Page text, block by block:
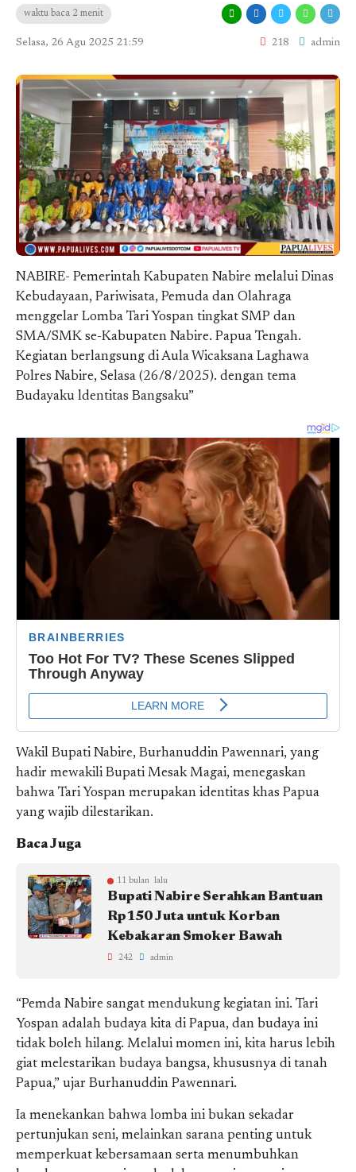
waktu baca 2 menit
Selasa, 26 Agu 2025 21:59 218 admin
NABIRE- Pemerintah Kabupaten Nabire melalui Dinas
Kebudayaan, Pariwisata, Pemuda dan Olahraga
menggelar Lomba Tari Yospan tingkat SMP dan
SMA/SMK se-Kabupaten Nabire. Papua Tengah.
Kegiatan berlangsung di Aula Wicaksana Laghawa
Polres Nabire, Selasa (26/8/2025). dengan tema
Budayaku ldentitas Bangsaku”
Wakil Bupati Nabire, Burhanuddin Pawennari, yang
hadir mewakili Bupati Mesak Magai, menegaskan
bahwa Tari Yospan merupakan identitas khas Papua
yang wajib dilestarikan.
Baca Juga
11 bulan lalu
Bupati Nabire Serahkan Bantuan
Rp150 Juta untuk Korban
Kebakaran Smoker Bawah
242 admin
“Pemda Nabire sangat mendukung kegiatan ini. Tari
Yospan adalah budaya kita di Papua, dan budaya ini
tidak boleh hilang. Melalui momen ini, kita harus lebih
giat melestarikan budaya bangsa, khususnya di tanah
Papua,” ujar Burhanuddin Pawennari.
Ia menekankan bahwa lomba ini bukan sekadar
pertunjukan seni, melainkan sarana penting untuk
memperkuat kebersamaan serta menumbuhkan